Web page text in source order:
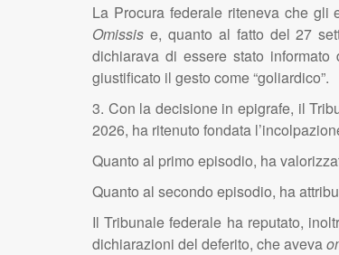
La Procura federale riteneva che gli
Omissis e, quanto al fatto del 27
dichiarava di essere stato
giustificato il gesto come “goliardico”.
3. Con la decisione in epigrafe, il
2026, ha ritenuto fondata
Quanto al primo episodio, ha
Quanto al secondo episodio, ha
Il Tribunale federale ha reputato,
dichiarazioni del deferito, che aveva